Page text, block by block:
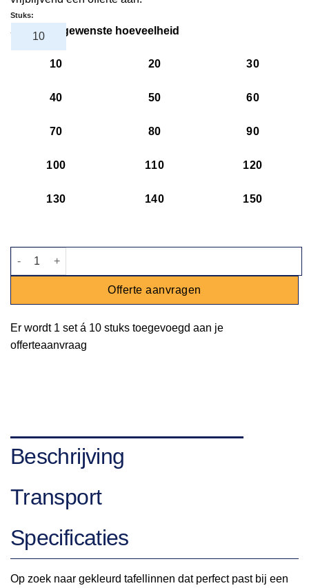
Selecteer gewenste hoeveelheid
10 20 30
40 50 60
70 80 90
100 110 120
130 140 150
Stuks:
Servet cyclaam aantal
Offerte aanvragen
Er wordt 1 setá 10 stuks toegevoegd aan je
offerteaanvraag
Beschrijving
Transport
Specificaties
Op zoek naar gekleurd tafellinnen dat perfect past bij een